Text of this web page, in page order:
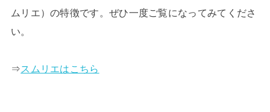
ムリエ）の特徴です。ぜひ一度ご覧になってみてくださ
い。
⇒スムリエはこちら